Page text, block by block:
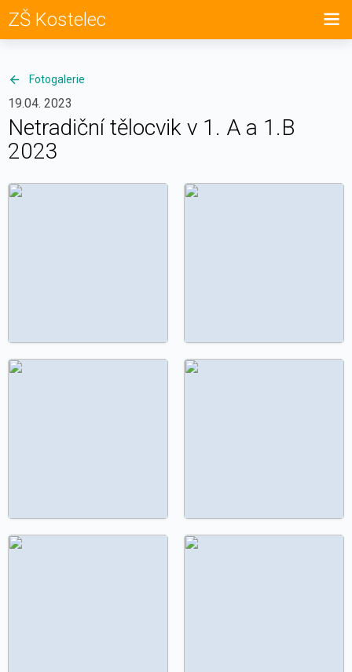
ZŠ Kostelec
Fotogalerie
19.04. 2023
Netradiční tělocvik v 1. A a 1.B
2023